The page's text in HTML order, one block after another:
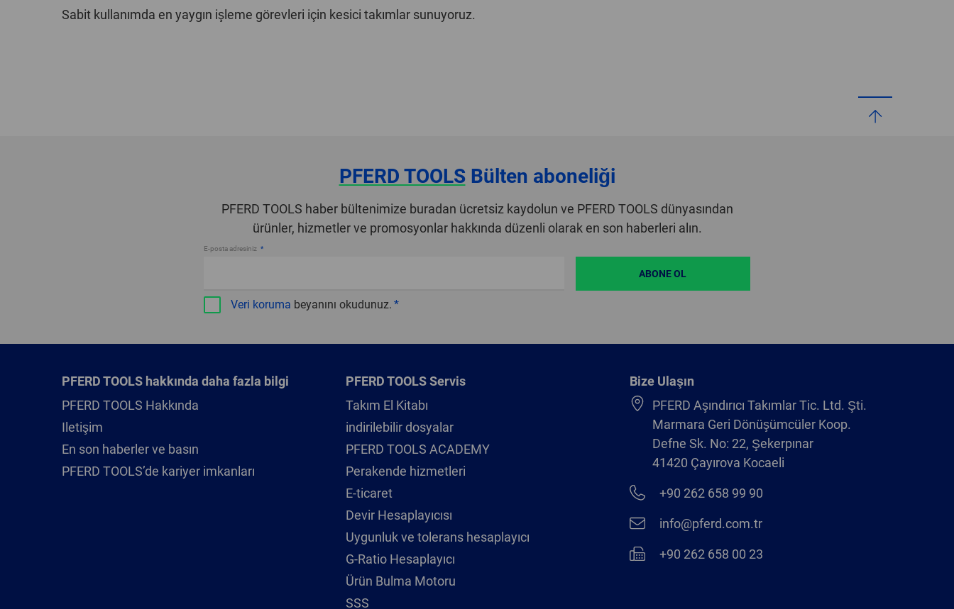
Sabit kullanımda en yaygın işleme görevleri için kesici takımlar sunuyoruz.
PFERD TOOLSBülten aboneliği
PFERD TOOLS haber bültenimize buradan ücretsiz kaydolun ve PFERD TOOLS dünyasından
ürünler, hizmetler ve promosyonlar hakkında düzenli olarak en son haberleri alın.
E-posta adresiniz
Veri koruma beyanını okudunuz.
ABONE OL
PFERD TOOLS hakkında daha fazla bilgi
PFERD TOOLS Hakkında
Iletişim
En son haberler ve basın
PFERD TOOLS’de kariyer imkanları
PFERD TOOLS Servis
Takım El Kitabı
indirilebilir dosyalar
PFERD TOOLS ACADEMY
Perakende hizmetleri
E-ticaret
Devir Hesaplayıcısı
Uygunluk ve tolerans hesaplayıcı
G-Ratio Hesaplayıcı
Ürün Bulma Motoru
SSS
Bize Ulaşın
PFERD Aşındırıcı Takımlar Tic. Ltd. Şti.
Marmara Geri Dönüşümcüler Koop.
Defne Sk. No: 22, Şekerpınar
41420 Çayırova Kocaeli
+90 262 658 99 90
info@pferd.com.tr
+90 262 658 00 23